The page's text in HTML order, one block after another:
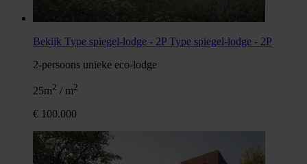
Bekijk Type spiegel-lodge - 2P Type spiegel-lodge - 2P
2-persoons unieke eco-lodge
25m2 / m2
€ 100.000